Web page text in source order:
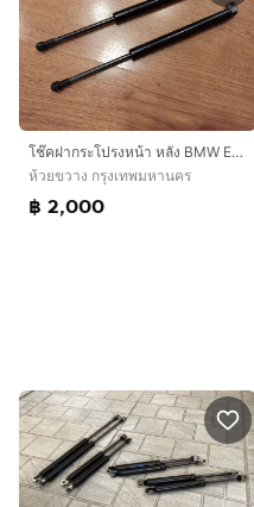
โช๊คฝากระโปรงหน้า หลัง BMW E65 E66 Series7
ห้วยขวาง กรุงเทพมหานคร
฿ 2,000